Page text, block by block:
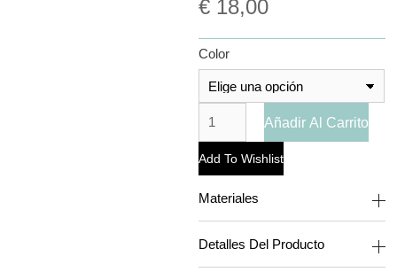
€ 18,00
Color
Añadir Al Carrito
Add To Wishlist
Materiales
Detalles Del Producto